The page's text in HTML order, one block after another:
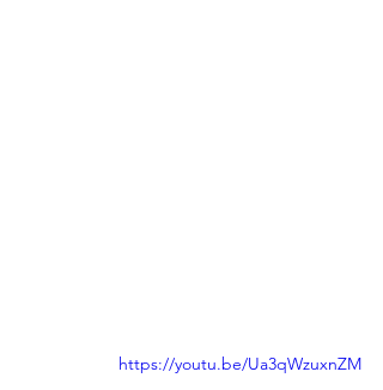
https://youtu.be/Ua3qWzuxnZM